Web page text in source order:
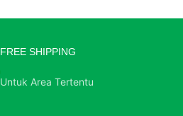
FREE SHIPPING
Untuk Area Tertentu